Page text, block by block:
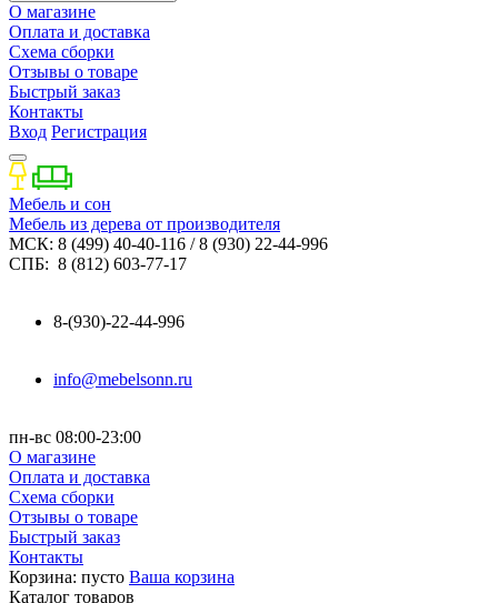
О магазине
Оплата и доставка
Схема сборки
Отзывы о товаре
Быстрый заказ
Контакты
Вход Регистрация
Мебель и сон
Мебель из дерева от производителя
МСК: 8 (499) 40-40-116 / 8 (930) 22-44-996
СПБ: 8 (812) 603-77-17
8-(930)-22-44-996
info@mebelsonn.ru
пн-вс 08:00-23:00
О магазине
Оплата и доставка
Схема сборки
Отзывы о товаре
Быстрый заказ
Контакты
Корзина: пусто Ваша корзина
Каталог товаров